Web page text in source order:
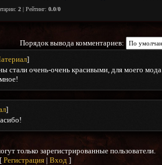
: 2 | Рейтинг: 0.0/0
Порядок вывода комментариев:
]
стали очень-очень красивыми, для моего мода
]
только зарегистрированные пользователи.
[ Регистрация | Вход ]